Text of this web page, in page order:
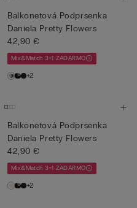
Balkonetová Podprsenka
Daniela Pretty Flowers
42,90 €
Mix&Match 3+1 ZADARMO
+2
Balkonetová Podprsenka
Daniela Pretty Flowers
42,90 €
Mix&Match 3+1 ZADARMO
+2